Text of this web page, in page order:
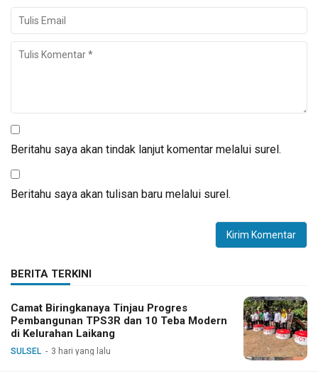
Beritahu saya akan tindak lanjut komentar melalui surel.
Beritahu saya akan tulisan baru melalui surel.
BERITA TERKINI
Camat Biringkanaya Tinjau Progres
Pembangunan TPS3R dan 10 Teba Modern
di Kelurahan Laikang
SULSEL 3 hari yang lalu